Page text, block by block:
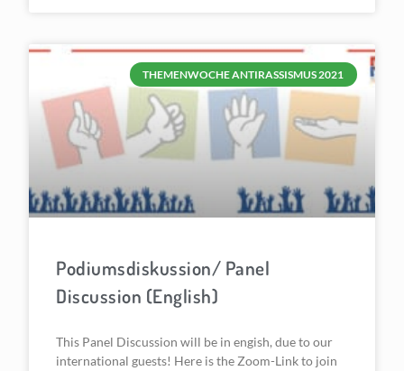
THEMENWOCHE ANTIRASSISMUS 2021
Podiumsdiskussion/ Panel
Discussion (English)
This Panel Discussion will be in engish, due to our
international guests! Here is the Zoom-Link to join